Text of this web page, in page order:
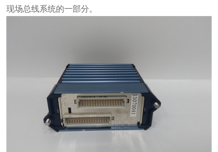
现场总线系统的一部分。